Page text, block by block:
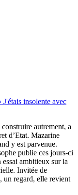
insolente avec
autrement, a
d’Etat. Mazarine
y est parvenue.
publie ces jours-ci
ambitieux sur la
Invitée de
un regard, elle revient